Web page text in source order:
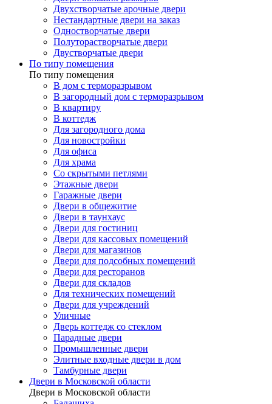
Двухстворчатые арочные двери
Нестандартные двери на заказ
Одностворчатые двери
Полуторастворчатые двери
Двустворчатые двери
По типу помещения
По типу помещения
В дом с терморазрывом
В загородный дом с терморазрывом
В квартиру
В коттедж
Для загородного дома
Для новостройки
Для офиса
Для храма
Со скрытыми петлями
Этажные двери
Гаражные двери
Двери в общежитие
Двери в таунхаус
Двери для гостиниц
Двери для кассовых помещений
Двери для магазинов
Двери для подсобных помещений
Двери для ресторанов
Двери для складов
Для технических помещений
Двери для учреждений
Уличные
Дверь коттедж со стеклом
Парадные двери
Промышленные двери
Элитные входные двери в дом
Тамбурные двери
Двери в Московской области
Двери в Московской области